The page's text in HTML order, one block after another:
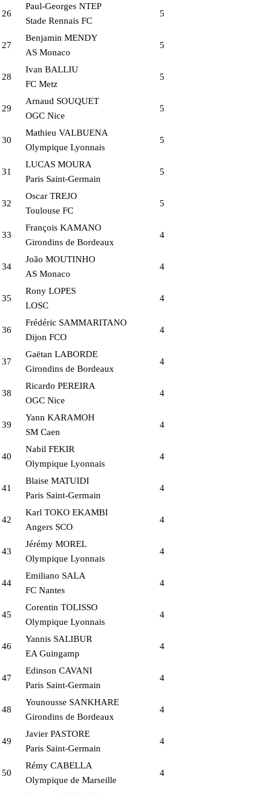
26
Paul-Georges NTEP
Stade Rennais FC
5
27
Benjamin MENDY
AS Monaco
5
28
Ivan BALLIU
FC Metz
5
29
Arnaud SOUQUET
OGC Nice
5
30
Mathieu VALBUENA
Olympique Lyonnais
5
31
LUCAS MOURA
Paris Saint-Germain
5
32
Oscar TREJO
Toulouse FC
5
33
François KAMANO
Girondins de Bordeaux
4
34
João MOUTINHO
AS Monaco
4
35
Rony LOPES
LOSC
4
36
Frédéric SAMMARITANO
Dijon FCO
4
37
Gaëtan LABORDE
Girondins de Bordeaux
4
38
Ricardo PEREIRA
OGC Nice
4
39
Yann KARAMOH
SM Caen
4
40
Nabil FEKIR
Olympique Lyonnais
4
41
Blaise MATUIDI
Paris Saint-Germain
4
42
Karl TOKO EKAMBI
Angers SCO
4
43
Jérémy MOREL
Olympique Lyonnais
4
44
Emiliano SALA
FC Nantes
4
45
Corentin TOLISSO
Olympique Lyonnais
4
46
Yannis SALIBUR
EA Guingamp
4
47
Edinson CAVANI
Paris Saint-Germain
4
48
Younousse SANKHARE
Girondins de Bordeaux
4
49
Javier PASTORE
Paris Saint-Germain
4
50
Rémy CABELLA
Olympique de Marseille
4